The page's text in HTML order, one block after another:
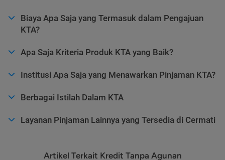
Biaya Apa Saja yang Termasuk dalam Pengajuan
KTA?
Apa Saja Kriteria Produk KTA yang Baik?
Institusi Apa Saja yang Menawarkan Pinjaman KTA?
Berbagai Istilah Dalam KTA
Layanan Pinjaman Lainnya yang Tersedia di Cermati
Artikel Terkait Kredit Tanpa Agunan